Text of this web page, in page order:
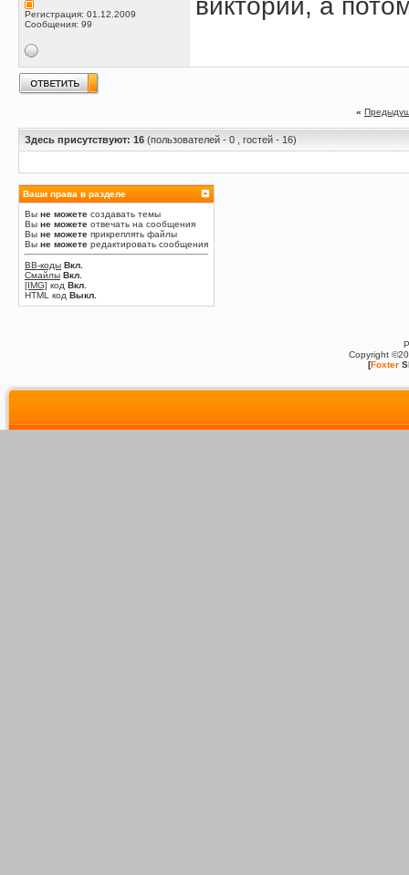
Регистрация: 01.12.2009
Сообщения: 99
виктории, а
«
Здесь присутствуют: 16 (пользователей - 0 , гостей - 16)
Ваши права в разделе
Вы не можете создавать темы
Вы не можете отвечать на сообщения
Вы не можете прикреплять файлы
Вы не можете редактировать сообщения
BB-коды Вкл.
Смайлы Вкл.
[IMG] код Вкл.
HTML код Выкл.
Copyright
[Foxter